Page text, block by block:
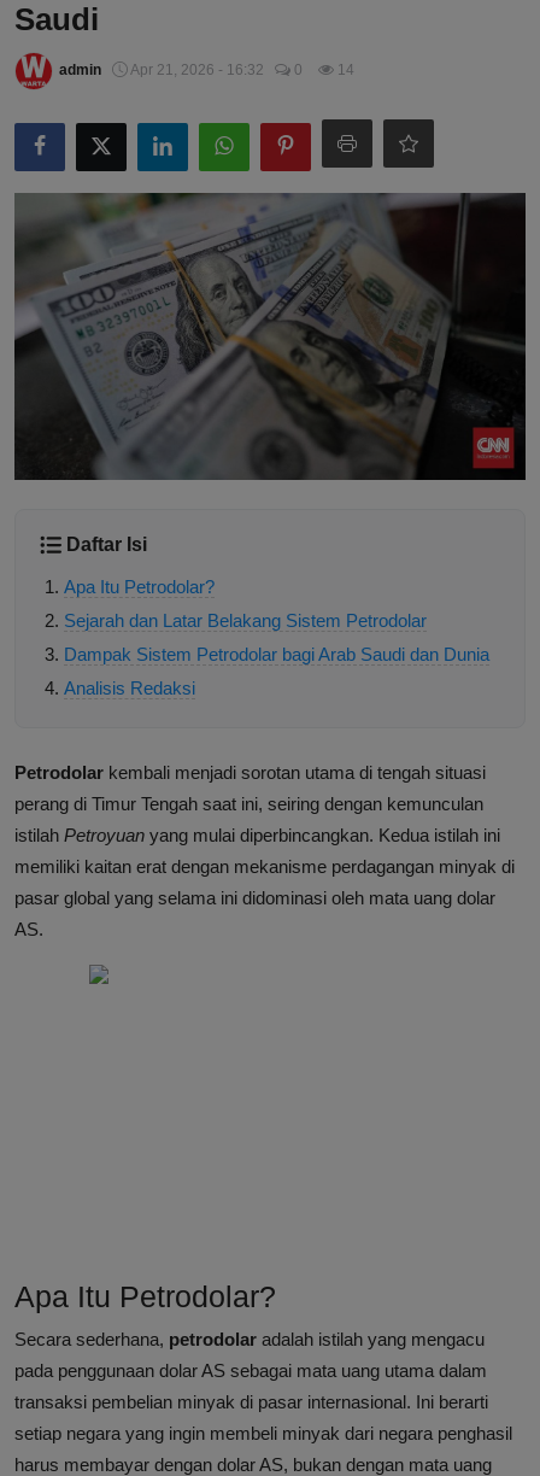
Saudi
admin Apr 21, 2026 - 16:32 0 14
Daftar Isi
Apa Itu Petrodolar?
Sejarah dan Latar Belakang Sistem Petrodolar
Dampak Sistem Petrodolar bagi Arab Saudi dan Dunia
Analisis Redaksi
Petrodolar kembali menjadi sorotan utama di tengah situasi
perang di Timur Tengah saat ini, seiring dengan kemunculan
istilah Petroyuan yang mulai diperbincangkan. Kedua istilah ini
memiliki kaitan erat dengan mekanisme perdagangan minyak di
pasar global yang selama ini didominasi oleh mata uang dolar
AS.
Apa Itu Petrodolar?
Secara sederhana, petrodolar adalah istilah yang mengacu
pada penggunaan dolar AS sebagai mata uang utama dalam
transaksi pembelian minyak di pasar internasional. Ini berarti
setiap negara yang ingin membeli minyak dari negara penghasil
harus membayar dengan dolar AS, bukan dengan mata uang